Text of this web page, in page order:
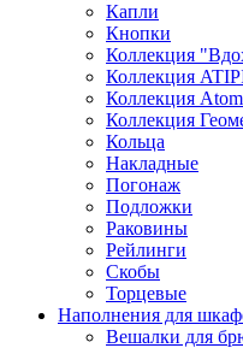
Капли
Кнопки
Коллекция
Коллекция
Коллекция
Коллекция
Кольца
Накладные
Погонаж
Подложки
Раковины
Рейлинги
Скобы
Торцевые
Наполнения для
Вешалки для